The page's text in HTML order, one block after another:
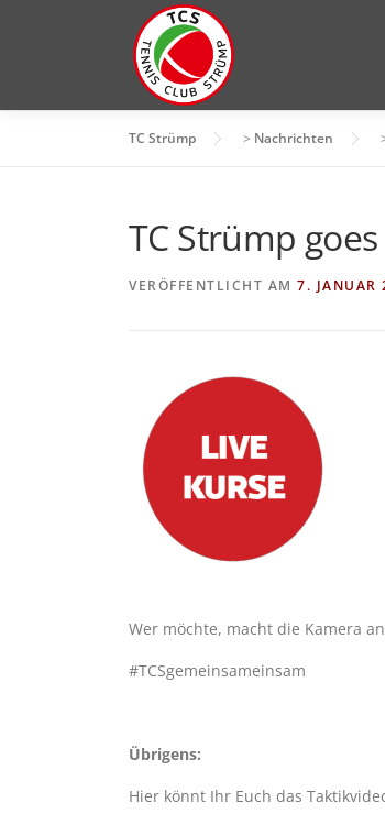
TC Strümp > Nachrichten
TC Strümp
VERÖFFENTLICHT AM 7. JANUAR
Wer möchte, macht die Kamera
#TCSgemeinsameinsam
Übrigens:
Hier könnt Ihr Euch das